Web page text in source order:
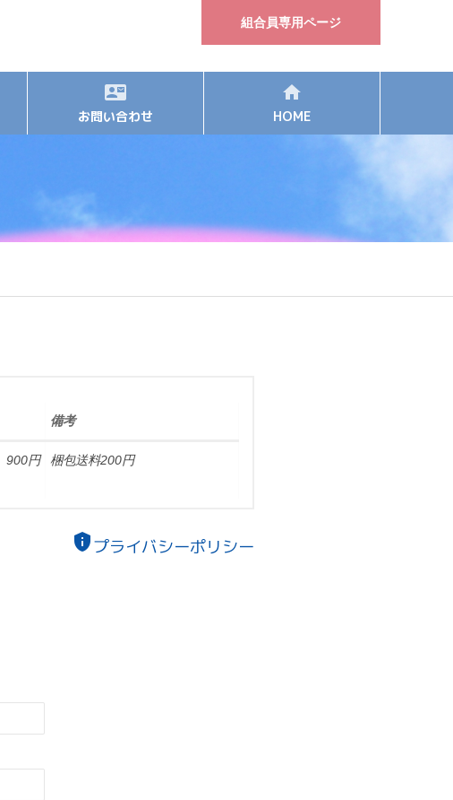
組合員専用ページ
お問い合わせ HOME
備考
900円 梱包送料200円
privacy_tipプライバシーポリシー